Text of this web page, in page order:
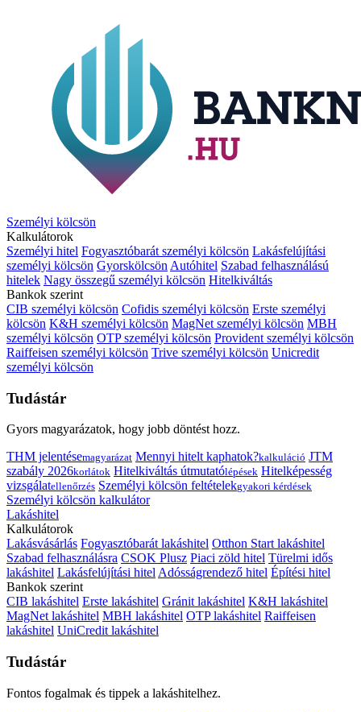
Személyi kölcsön
Kalkulátorok
Személyi hitel Fogyasztóbarát személyi kölcsön Lakásfelújítási
személyi kölcsön Gyorskölcsön Autóhitel Szabad felhasználású
hitelek Nagy összegű személyi kölcsön Hitelkiváltás
Bankok szerint
CIB személyi kölcsön Cofidis személyi kölcsön Erste személyi
kölcsön K&H személyi kölcsön MagNet személyi kölcsön MBH
személyi kölcsön OTP személyi kölcsön Provident személyi kölcsön
Raiffeisen személyi kölcsön Trive személyi kölcsön Unicredit
személyi kölcsön
Tudástár
Gyors magyarázatok, hogy jobb döntést hozz.
THM jelentésemagyarázat Mennyi hitelt kaphatok?kalkuláció JTM
szabály 2026korlátok Hitelkiváltás útmutatólépések Hitelképesség
vizsgálatellenőrzés Személyi kölcsön feltételekgyakori kérdések
Személyi kölcsön kalkulátor
Lakáshitel
Kalkulátorok
Lakásvásárlás Fogyasztóbarát lakáshitel Otthon Start lakáshitel
Szabad felhasználásra CSOK Plusz Piaci zöld hitel Türelmi idős
lakáshitel Lakásfelújítási hitelAdósságrendező hitel Építési hitel
Bankok szerint
CIB lakáshitel Erste lakáshitel Gránit lakáshitel K&H lakáshitel
MagNet lakáshitel MBH lakáshitel OTP lakáshitel Raiffeisen
lakáshitel UniCredit lakáshitel
Tudástár
Fontos fogalmak és tippek a lakáshitelhez.